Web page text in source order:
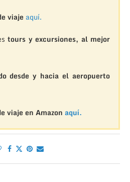
viaje aquí.
tours y excursiones, al mejor
desde y hacia el aeropuerto
viaje en Amazon aquí.